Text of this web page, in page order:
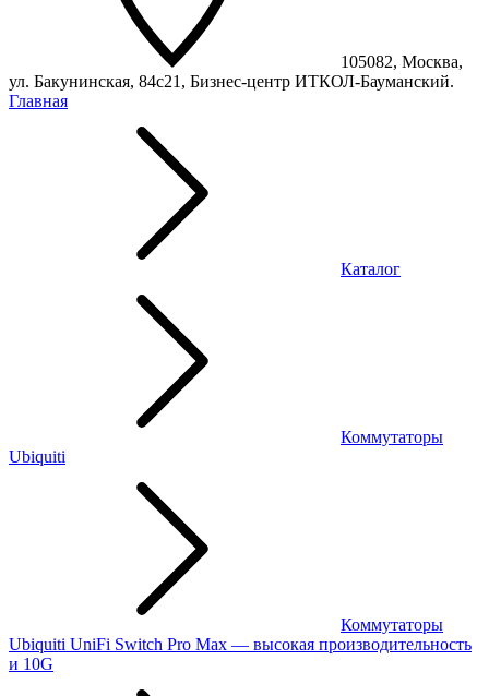
105082, Москва,
ул. Бакунинская, 84с21, Бизнес-центр ИТКОЛ-Бауманский.
Главная
Каталог
Коммутаторы
Ubiquiti
Коммутаторы
Ubiquiti UniFi Switch Pro Max — высокая производительность
и 10G